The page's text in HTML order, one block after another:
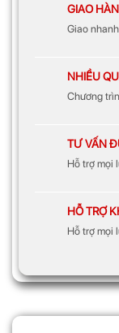
GIAO
Giao
NHIỀU
Chương
TƯ VẤN
Hỗ trợ mọi
HỖ TRỢ
Hỗ trợ mọi